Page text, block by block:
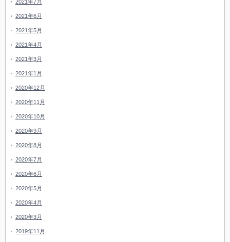
2021年7月
2021年6月
2021年5月
2021年4月
2021年3月
2021年1月
2020年12月
2020年11月
2020年10月
2020年9月
2020年8月
2020年7月
2020年6月
2020年5月
2020年4月
2020年3月
2019年11月